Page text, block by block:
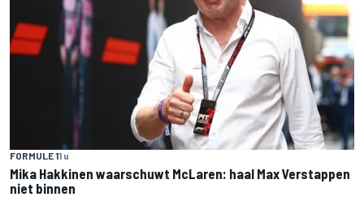
FORMULE 11 u
Mika Hakkinen waarschuwt McLaren: haal Max Verstappen
niet binnen